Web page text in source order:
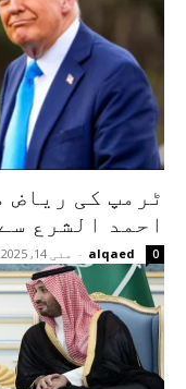
ٹرمپ کی ریاض
احمد الشرع
alqaed
- مئی 14, 2025 0